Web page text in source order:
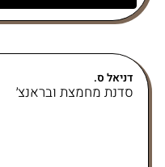
דניאל ס.
סדנת מחמצת ובראנצ׳